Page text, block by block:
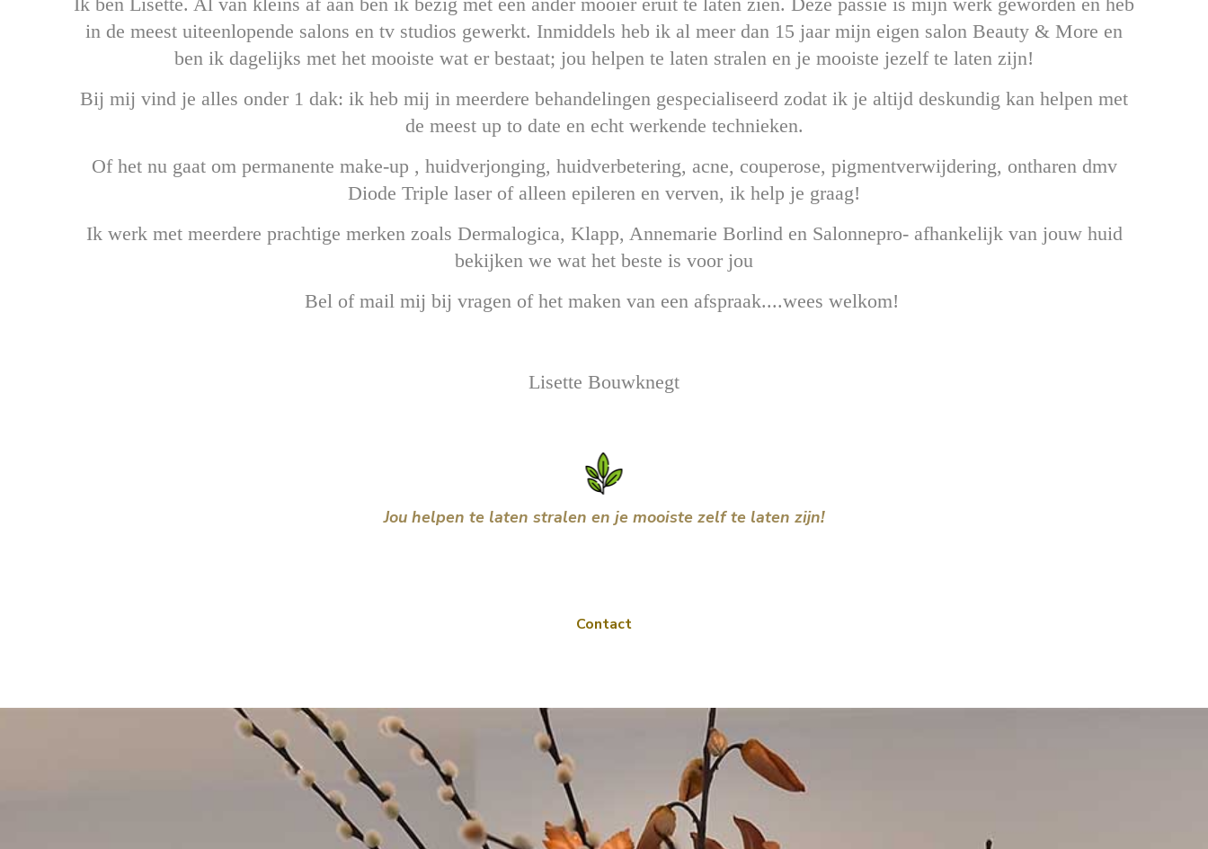
in de meest uiteenlopende salons en tv studios gewerkt. Inmiddels heb ik al meer dan 15 jaar mijn eigen salon Beauty & More en
ben ik dagelijks met het mooiste wat er bestaat; jou helpen te laten stralen en je mooiste jezelf te laten zijn!
Bij mij vind je alles onder 1 dak: ik heb mij in meerdere behandelingen gespecialiseerd zodat ik je altijd deskundig kan helpen met
de meest up to date en echt werkende technieken.
Of het nu gaat om permanente make-up , huidverjonging, huidverbetering, acne, couperose, pigmentverwijdering, ontharen dmv
Diode Triple laser of alleen epileren en verven, ik help je graag!
Ik werk met meerdere prachtige merken zoals Dermalogica, Klapp, Annemarie Borlind en Salonnepro- afhankelijk van jouw huid
bekijken we wat het beste is voor jou
Bel of mail mij bij vragen of het maken van een afspraak....wees welkom!
Lisette Bouwknegt
Jou helpen te laten stralen en je mooiste zelf te laten zijn!
Contact